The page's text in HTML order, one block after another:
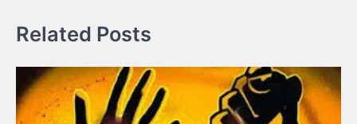
Related Posts